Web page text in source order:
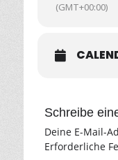
(GMT+00:00)
Schreibe
Deine E-Mail-
Erforderliche